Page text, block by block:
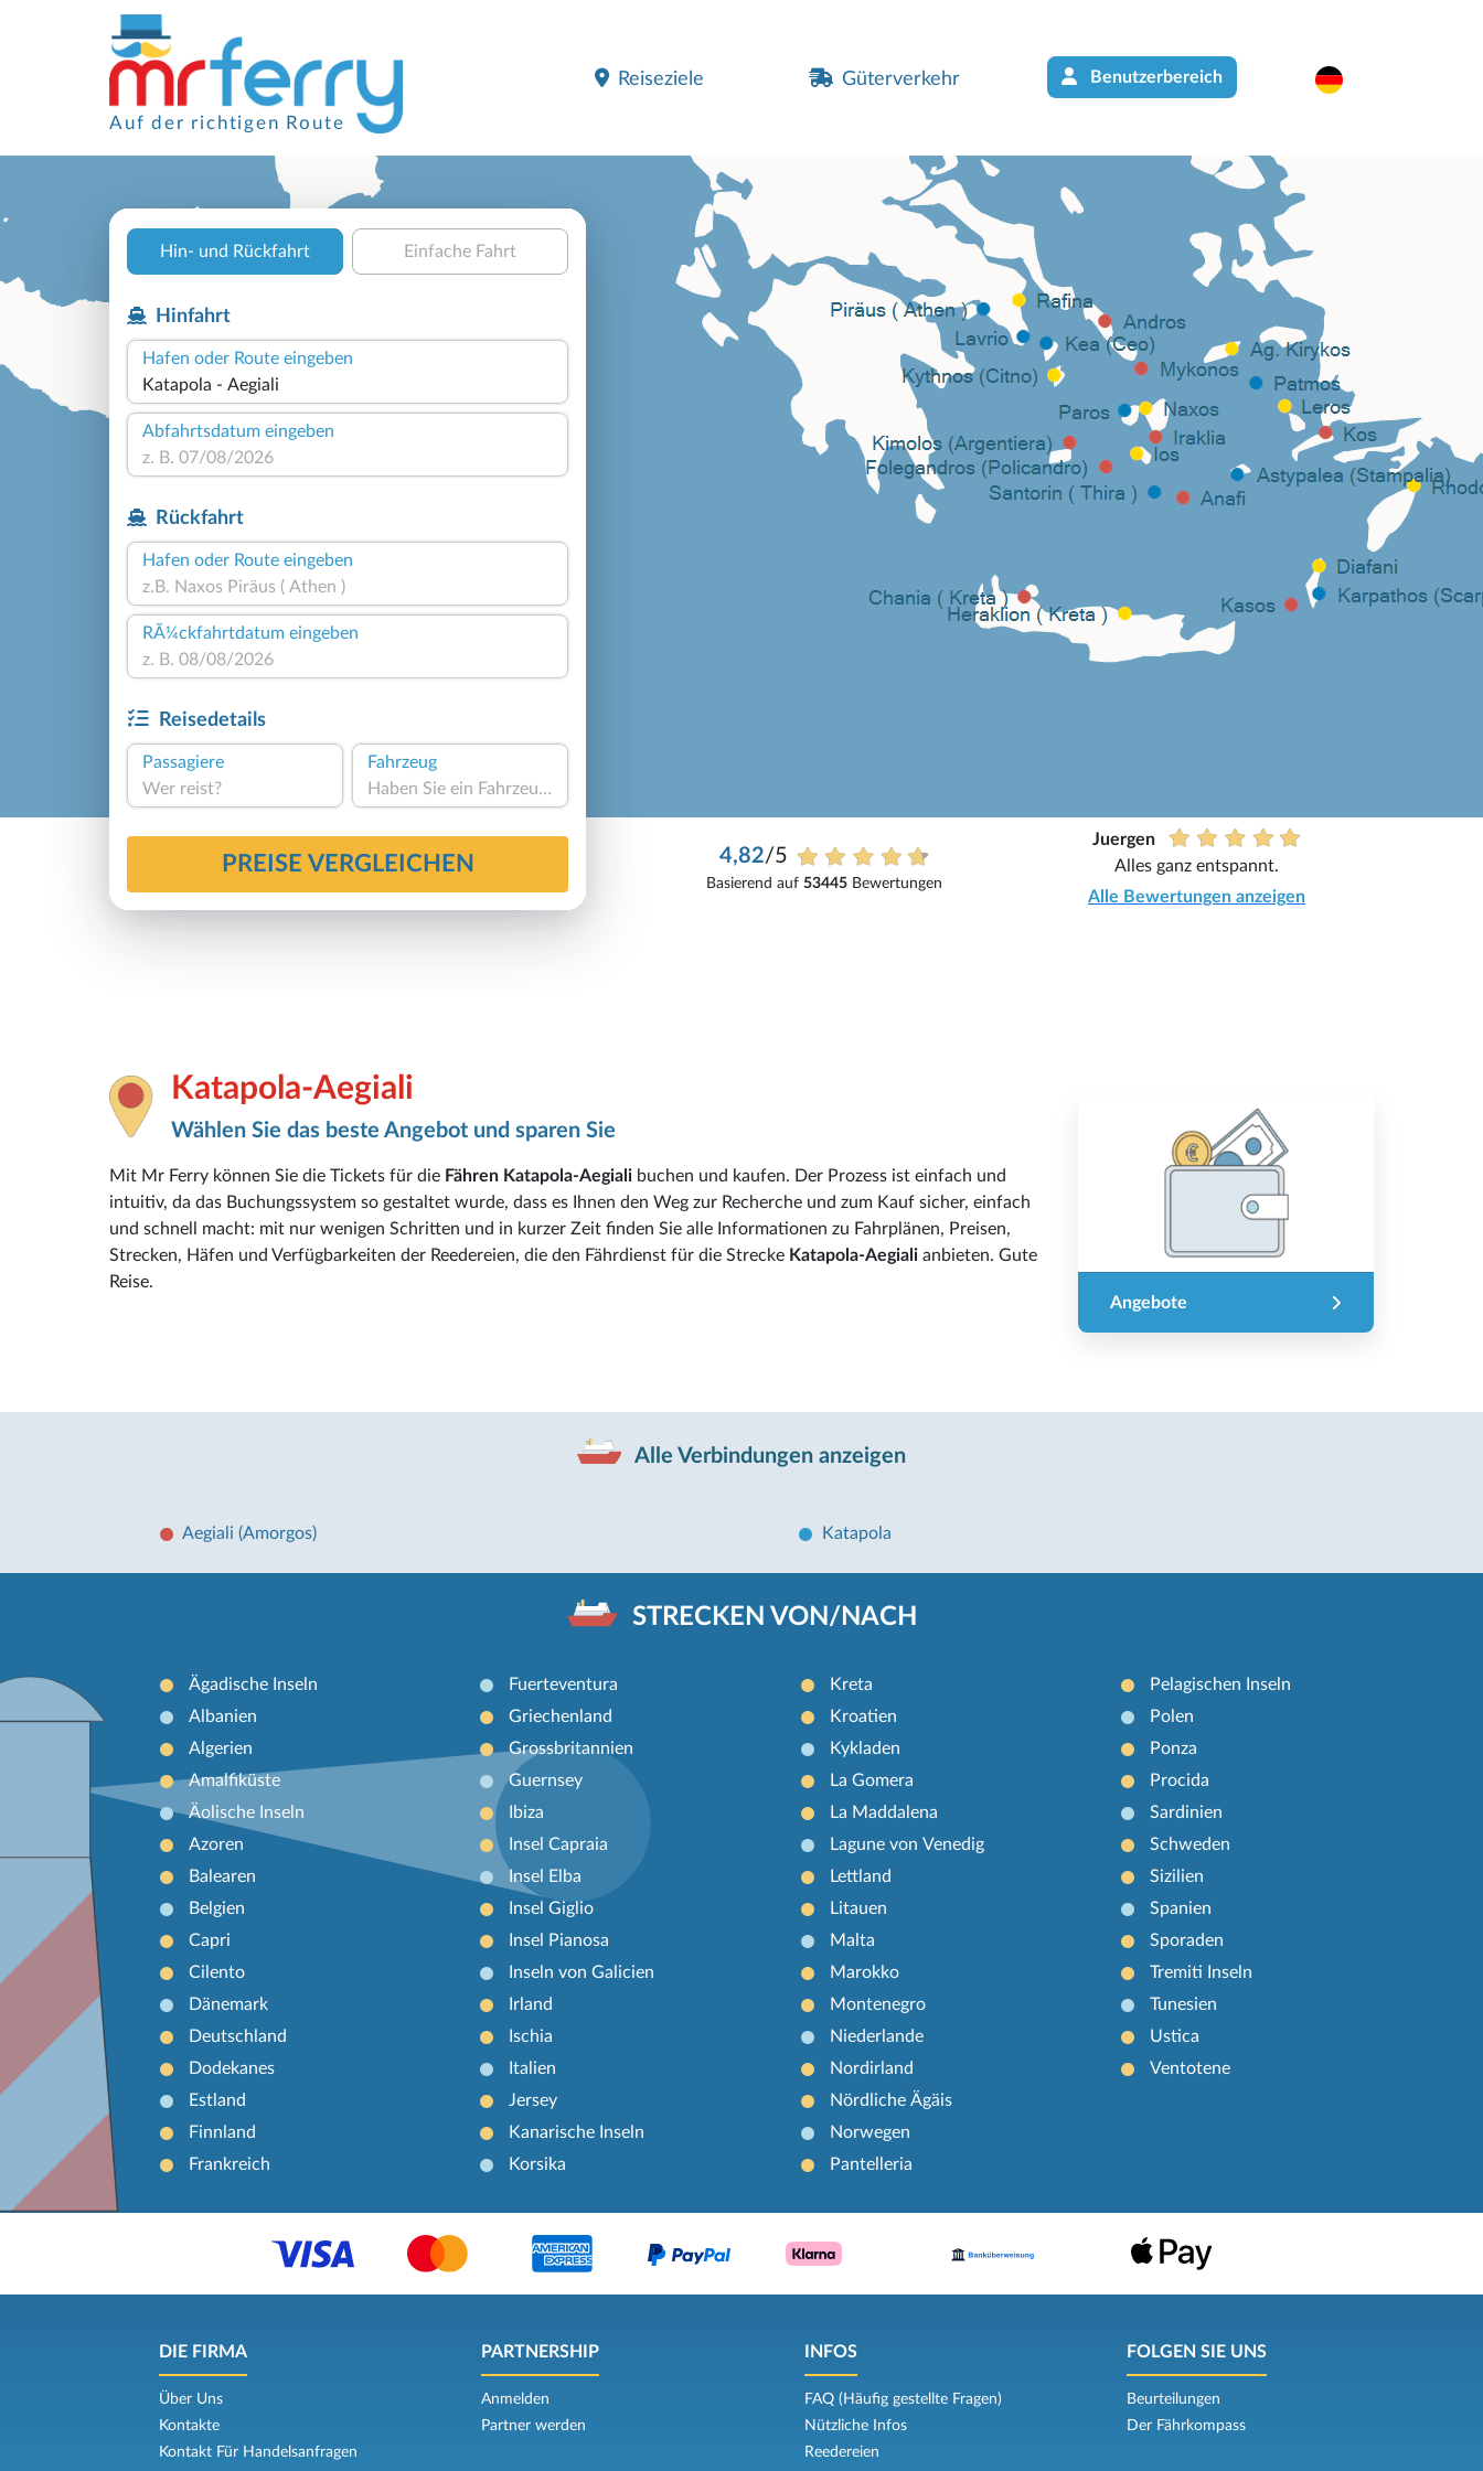
Auf der richtigen Route
Reiseziele Güterverkehr Benutzerbereich
Hin- und Rückfahrt Einfache Fahrt
Hinfahrt
Hafen oder Route eingeben
Abfahrtsdatum eingeben
Rückfahrt
Hafen oder Route eingeben
RÃ¼ckfahrtdatum eingeben
Reisedetails
Passagiere
Wer reist?
Fahrzeug
Haben Sie ein Fahrzeug?
PREISE VERGLEICHEN 4,82/5
Basierend auf53445 Bewertungen
Juergen
Alles ganz entspannt.
Alle Bewertungen anzeigen
Katapola-Aegiali
Wählen Sie das beste Angebot und sparen Sie
Mit Mr Ferry können Sie die Tickets für die Fähren Katapola-Aegiali buchen und kaufen. Der Prozess ist einfach und
intuitiv, da das Buchungssystem so gestaltet wurde, dass es Ihnen den Weg zur Recherche und zum Kauf sicher, einfach
und schnell macht: mit nur wenigen Schritten und in kurzer Zeit finden Sie alle Informationen zu Fahrplänen, Preisen,
Strecken, Häfen und Verfügbarkeiten der Reedereien, die den Fährdienst für die Strecke Katapola-Aegiali anbieten. Gute
Reise.
Angebote
Alle Verbindungen anzeigen
Aegiali (Amorgos) Katapola
STRECKEN VON/NACH
Ägadische Inseln
Albanien
Algerien
Amalfiküste
Äolische Inseln
Azoren
Balearen
Belgien
Capri
Cilento
Dänemark
Deutschland
Dodekanes
Estland
Finnland
Frankreich
Fuerteventura
Griechenland
Grossbritannien
Guernsey
Ibiza
Insel Capraia
Insel Elba
Insel Giglio
Insel Pianosa
Inseln von Galicien
Irland
Ischia
Italien
Jersey
Kanarische Inseln
Korsika
Kreta
Kroatien
Kykladen
La Gomera
La Maddalena
Lagune von Venedig
Lettland
Litauen
Malta
Marokko
Montenegro
Niederlande
Nordirland
Nördliche Ägäis
Norwegen
Pantelleria
Pelagischen Inseln
Polen
Ponza
Procida
Sardinien
Schweden
Sizilien
Spanien
Sporaden
Tremiti Inseln
Tunesien
Ustica
Ventotene
DIE FIRMA
Über Uns
Kontakte
Kontakt Für Handelsanfragen
PARTNERSHIP
Anmelden
Partner werden
INFOS
FAQ (Häufig gestellte Fragen)
Nützliche Infos
Reedereien
FOLGEN SIE UNS
Beurteilungen
Der Fährkompass